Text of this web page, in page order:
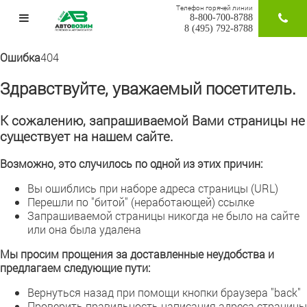
Телефон горячей линии
8-800-700-8788
8 (495) 792-8788
Ошибка404
Здравствуйте, уважаемый посетитель.
К сожалению, запрашиваемой Вами страницы не
существует на нашем сайте.
Возможно, это случилось по одной из этих причин:
Вы ошиблись при наборе адреса страницы (URL)
Перешли по "битой" (неработающей) ссылке
Запрашиваемой страницы никогда не было на сайте
или она была удалена
Мы просим прощения за доставленные неудобства и
предлагаем следующие пути:
Вернуться назад при помощи кнопки браузера "back"